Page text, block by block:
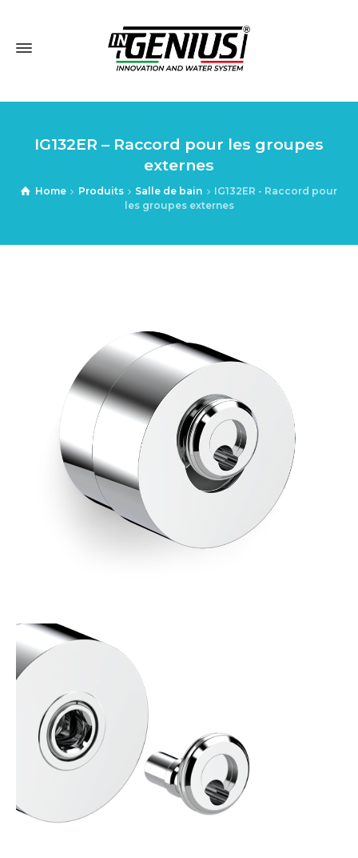
IG132ER – Raccord pour les groupes
externes
Home Produits Salle de bain
IG132ER - Raccord pour
les groupes externes